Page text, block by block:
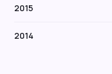
2015
2014